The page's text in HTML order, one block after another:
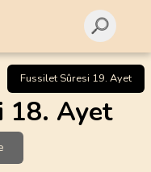
Fussilet Sûresi 19. Ayet
18. Ayet